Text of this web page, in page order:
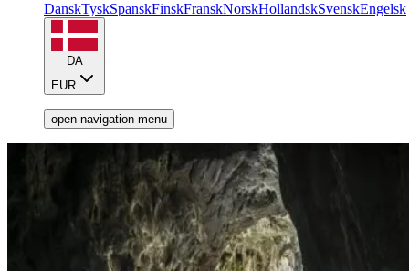
DanskTyskSpanskFinskFranskNorskHollandskSvenskEngelsk
DA
EUR
open navigation menu